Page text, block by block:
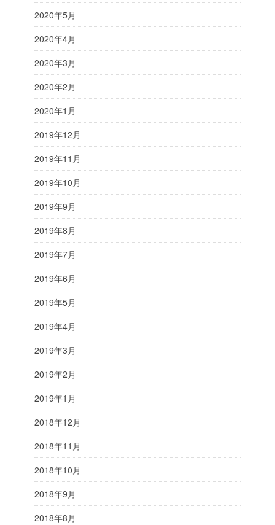
2020年5月
2020年4月
2020年3月
2020年2月
2020年1月
2019年12月
2019年11月
2019年10月
2019年9月
2019年8月
2019年7月
2019年6月
2019年5月
2019年4月
2019年3月
2019年2月
2019年1月
2018年12月
2018年11月
2018年10月
2018年9月
2018年8月